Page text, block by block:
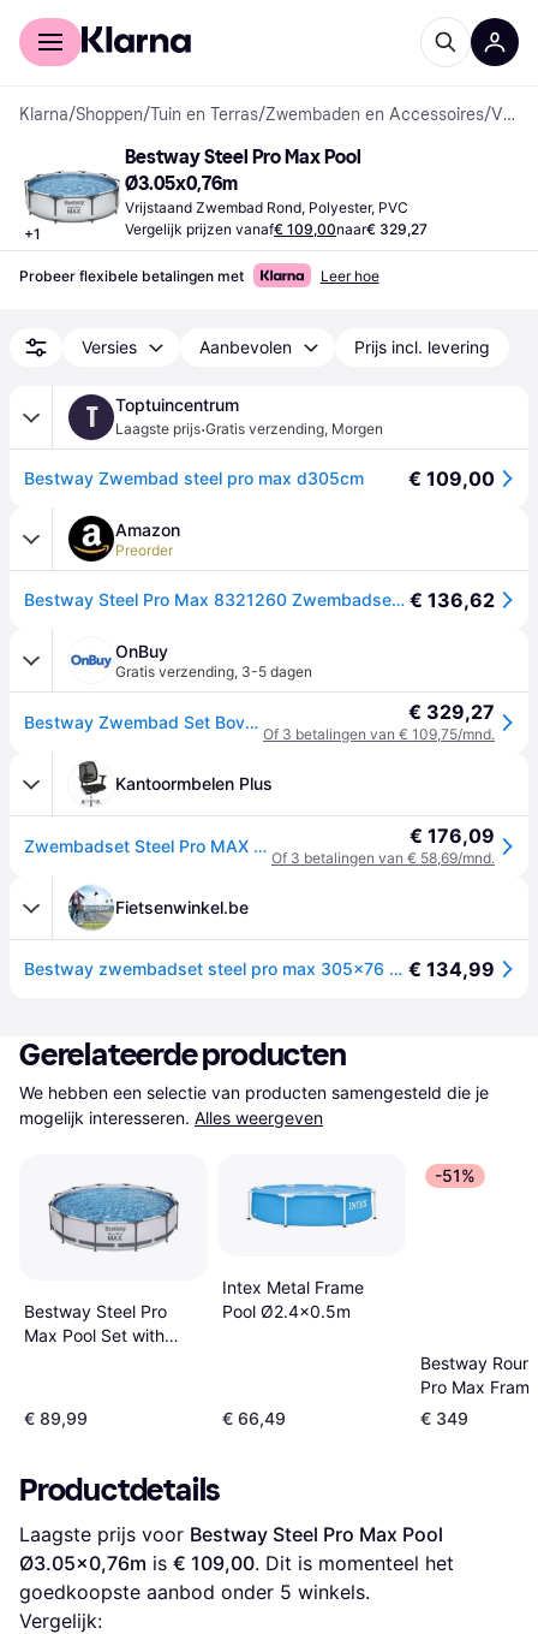
Voor shoppers
Klarna/Shoppen/Tuin en Terras/Zwembaden en Accessoires/ Vrijstaande Zwembaden
+1
Bestway Steel Pro Max Pool
Ø3.05x0,76m
Vrijstaand Zwembad Rond, Polyester, PVC
Vergelijk prijzen vanaf€ 109,00naar€ 329,27
Probeer flexibele betalingen met Leer hoe
Versies Aanbevolen Prijs incl. levering
T Toptuincentrum
Laagste prijs·Gratis verzending, Morgen
Bestway Zwembad steel pro max d305cm € 109,00
Amazon
Preorder
Bestway Steel Pro Max 8321260 Zwembadset, rond, meerkleurig, 3,05 m x 76 cm € 136,62
OnBuy
Gratis verzending, 3-5 dagen
Bestway Zwembad Set Bovengronds Zwembad Tuin Pierenbad Staal Pro MAX € 329,27
Of 3 betalingen van € 109,75/mnd.
Kantoormbelen Plus
Zwembadset Steel Pro MAX 305x76 cm € 176,09
Of 3 betalingen van € 58,69/mnd.
Fietsenwinkel.be
Bestway zwembadset steel pro max 305x76 cm € 134,99
Gerelateerde producten
We hebben een selectie van producten samengesteld die je
mogelijk interesseren. Alles weergeven
Bestway Steel Pro
Max Pool Set with
€ 89,99
Intex Metal Frame
Pool Ø2.4x0.5m
€ 66,49
-51%
Bestway
Pro Max
Set
€ 349
Productdetails
Laagste prijs voor Bestway Steel Pro Max Pool
Ø3.05x0,76m is € 109,00. Dit is momenteel het
goedkoopste aanbod onder 5 winkels.
Vergelijk: